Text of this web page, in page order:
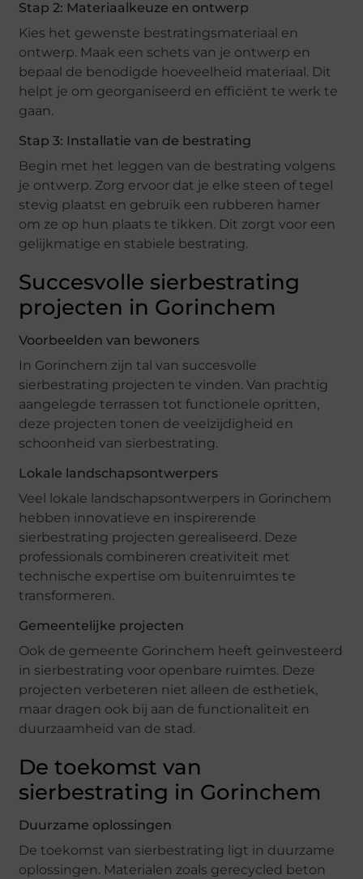
Stap 2: Materiaalkeuze en ontwerp
Kies het gewenste bestratingsmateriaal en
ontwerp. Maak een schets van je ontwerp en
bepaal de benodigde hoeveelheid materiaal. Dit
helpt je om georganiseerd en efficiënt te werk te
gaan.
Stap 3: Installatie van de bestrating
Begin met het leggen van de bestrating volgens
je ontwerp. Zorg ervoor dat je elke steen of tegel
stevig plaatst en gebruik een rubberen hamer
om ze op hun plaats te tikken. Dit zorgt voor een
gelijkmatige en stabiele bestrating.
Succesvolle sierbestrating
projecten in Gorinchem
Voorbeelden van bewoners
In Gorinchem zijn tal van succesvolle
sierbestrating projecten te vinden. Van prachtig
aangelegde terrassen tot functionele opritten,
deze projecten tonen de veelzijdigheid en
schoonheid van sierbestrating.
Lokale landschapsontwerpers
Veel lokale landschapsontwerpers in Gorinchem
hebben innovatieve en inspirerende
sierbestrating projecten gerealiseerd. Deze
professionals combineren creativiteit met
technische expertise om buitenruimtes te
transformeren.
Gemeentelijke projecten
Ook de gemeente Gorinchem heeft geïnvesteerd
in sierbestrating voor openbare ruimtes. Deze
projecten verbeteren niet alleen de esthetiek,
maar dragen ook bij aan de functionaliteit en
duurzaamheid van de stad.
De toekomst van
sierbestrating in Gorinchem
Duurzame oplossingen
De toekomst van sierbestrating ligt in duurzame
oplossingen. Materialen zoals gerecycled beton